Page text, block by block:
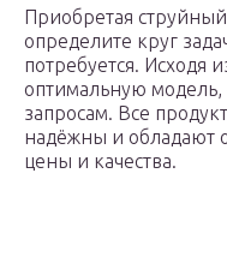
Приобретая
определите круг
потребуется. Исходя
оптимальную
запросам. Все
надёжны и обладают
цены и качества.